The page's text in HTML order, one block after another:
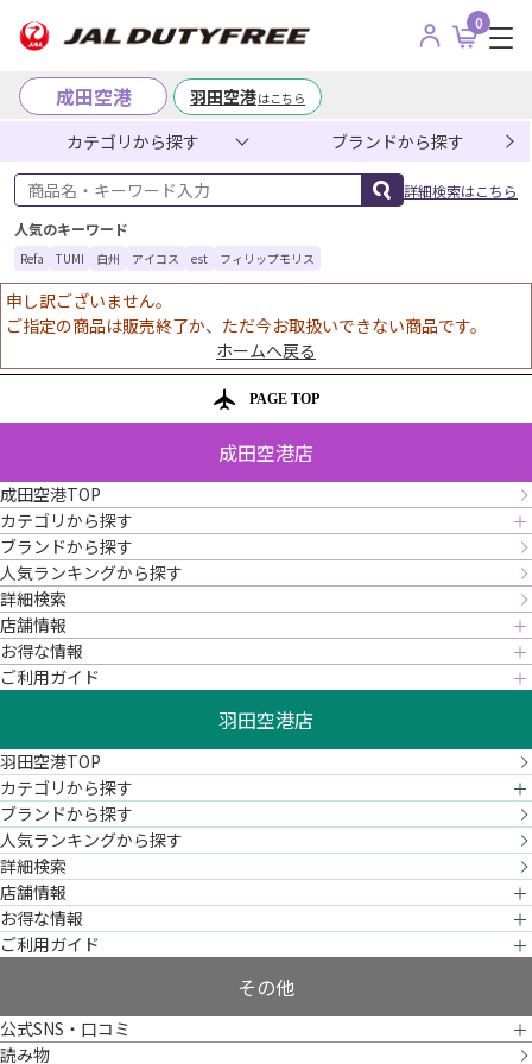
0
成田空港 羽田空港はこちら
カテゴリから探す ブランドから探す
商品名・キーワード入力
詳細検索はこちら
人気のキーワード
Refa TUMI 白州 アイコス est フィリップモリス
申し訳ございません。
ご指定の商品は販売終了か、ただ今お取扱いできない商品です。
ホームへ戻る
PAGE TOP
成田空港店
成田空港TOP
カテゴリから探す
ブランドから探す
人気ランキングから探す
詳細検索
店舗情報
お得な情報
ご利用ガイド
羽田空港店
羽田空港TOP
カテゴリから探す
ブランドから探す
人気ランキングから探す
詳細検索
店舗情報
お得な情報
ご利用ガイド
その他
公式SNS・口コミ
読み物